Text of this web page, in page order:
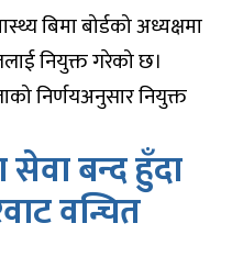
बिमा बोर्डको अध्यक्षमा
नियुक्त गरेको छ।
निर्णयअनुसार नियुक्त
बन्द हुँदा
वन्चित